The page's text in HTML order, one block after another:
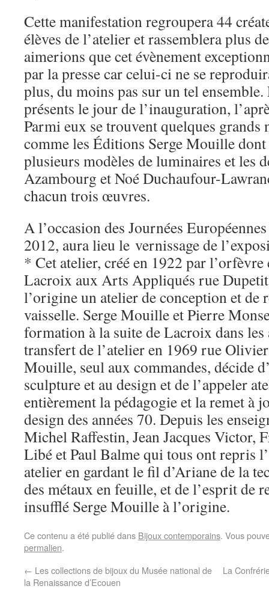
Cette manifestation regroupera 44
élèves de l’atelier et rassemblera plus
aimerions que cet évènement
par la presse car celui-ci ne se
plus, du moins pas sur un tel
présents le jour de l’inauguration,
Parmi eux se trouvent quelques grands
comme les Éditions Serge Mouille
plusieurs modèles de luminaires et les
Azambourg et Noé Duchaufour-
chacun trois œuvres.
A l’occasion des Journées
2012, aura lieu le vernissage de
* Cet atelier, créé en 1922 par
Lacroix aux Arts Appliqués rue
l’origine un atelier de conception et de
vaisselle. Serge Mouille et Pierre
formation à la suite de Lacroix dans les
transfert de l’atelier en 1969 rue
Mouille, seul aux commandes, décide
sculpture et au design et de l’appeler
entièrement la pédagogie et la remet à
design des années 70. Depuis les
Michel Raffestin, Jean Jacques Victor,
Libé et Paul Balme qui tous ont repris
atelier en gardant le fil d’Ariane de la
des métaux en feuille, et de l’esprit de
insufflé Serge Mouille à l’origine.
Ce contenu a été publié dans Bijoux contemporains. Vous
permalien.
← Les collections de bijoux du Musée national de
la Renaissance d’Ecouen
La